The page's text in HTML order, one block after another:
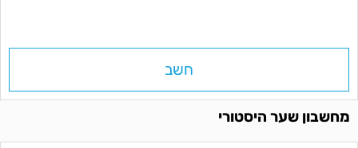
חשב
מחשבון שער היסטורי